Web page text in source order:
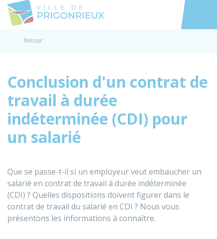
Accéder
Retour
Conclusion d'un contrat de
travail à durée
indéterminée (CDI) pour
un salarié
Que se passe-t-il si un employeur veut embaucher un
salarié en contrat de travail à durée indéterminée
(CDI) ? Quelles dispositions doivent figurer dans le
contrat de travail du salarié en CDI ? Nous vous
présentons les informations à connaître.